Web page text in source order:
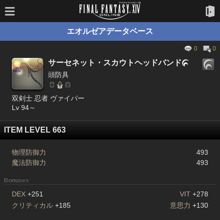
エオルゼアデータベース
0 0
サーセネット・スカウトヘッドバンド
頭防具
双剣士 忍者 ヴァイパー
Lv 94～
ITEM LEVEL 663
物理防御力
493
魔法防御力
493
Bonuses
DEX +251 VIT +278
クリティカル +185 意思力 +130